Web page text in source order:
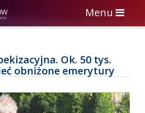
Toggle
navigation
Menu
Ok. 50 tys.
obniżone emerytury